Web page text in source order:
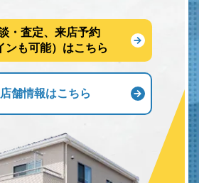
・査定、来店予約
ンも可能）はこちら
舗情報はこちら